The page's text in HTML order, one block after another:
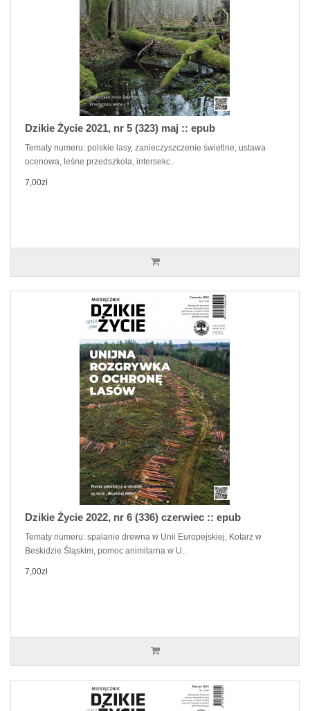
Dzikie Życie 2021, nr 5 (323) maj :: epub
Tematy numeru: polskie lasy, zanieczyszczenie świetlne, ustawa
ocenowa, leśne przedszkola, intersekc..
7,00zł
Dzikie Życie 2022, nr 6 (336) czerwiec :: epub
Tematy numeru: spalanie drewna w Unii Europejskiej, Kotarz w
Beskidzie Śląskim, pomoc animitarna w U..
7,00zł